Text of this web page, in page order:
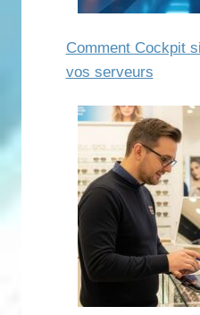
Comment Cockpit
vos serveurs